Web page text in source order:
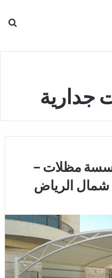
جدارية
مظلات –
شمال الرياض